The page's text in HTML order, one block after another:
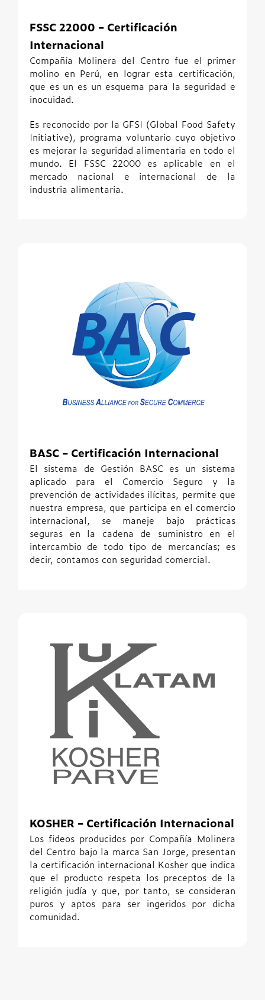
FSSC 22000 – Certificación
Internacional
Compañía Molinera del Centro fue el primer
molino en Perú, en lograr esta certificación,
que es un es un esquema para la seguridad e
inocuidad.
Es reconocido por la GFSI (Global Food Safety
Initiative), programa voluntario cuyo objetivo
es mejorar la seguridad alimentaria en todo el
mundo. El FSSC 22000 es aplicable en el
mercado nacional e internacional de la
industria alimentaria.
BASC – Certificación Internacional
El sistema de Gestión BASC es un sistema
aplicado para el Comercio Seguro y la
prevención de actividades ilícitas, permite que
nuestra empresa, que participa en el comercio
internacional, se maneje bajo prácticas
seguras en la cadena de suministro en el
intercambio de todo tipo de mercancías; es
decir, contamos con seguridad comercial.
KOSHER – Certificación Internacional
Los fideos producidos por Compañía Molinera
del Centro bajo la marca San Jorge, presentan
la certificación internacional Kosher que indica
que el producto respeta los preceptos de la
religión judía y que, por tanto, se consideran
puros y aptos para ser ingeridos por dicha
comunidad.